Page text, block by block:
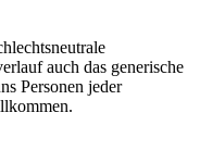
auch das generische
Personen jeder